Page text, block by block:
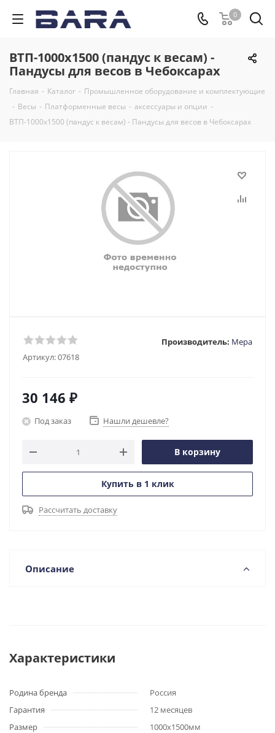
0
ВТП-1000х1500 (пандус к весам) -
Пандусы для весов в Чебоксарах
Главная - Каталог - Промышленное оборудование и комплектующие
- Весы - Платформенные весы - аксессуары и опции -
ВТП-1000х1500 (пандус к весам) - Пандусы для весов в Чебоксарах
Артикул:07618
Производитель: Мера
30 146 ₽
Под заказ Нашли дешевле?
В корзину
Купить в 1 клик
Рассчитать доставку
Описание
Характеристики
Родина бренда
Россия
Гарантия
12 месяцев
Размер
1000х1500мм